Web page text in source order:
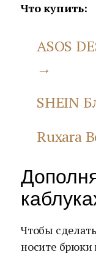
Что купить:
ASOS
→
SHEIN
Ruxara
Чтобы
носите брюки